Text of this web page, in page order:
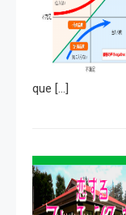
que […]